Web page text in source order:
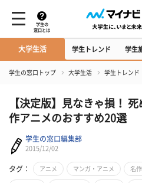
学生の
窓口とは
大学生活 学生トレンド 学生
学生の窓口トップ 大学生活 学生トレンド
【決定版】見なきゃ損！
作アニメのおすすめ20選
学生の窓口編集部
2015/12/02
タグ： アニメ マンガ・アニメ 名作